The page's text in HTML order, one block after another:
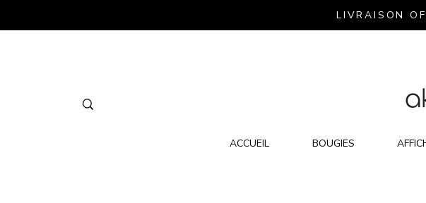
LIVRAISON
ACCUEIL BOUGIES